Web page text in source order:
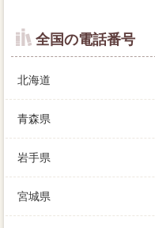
全国の電話番号
北海道
青森県
岩手県
宮城県